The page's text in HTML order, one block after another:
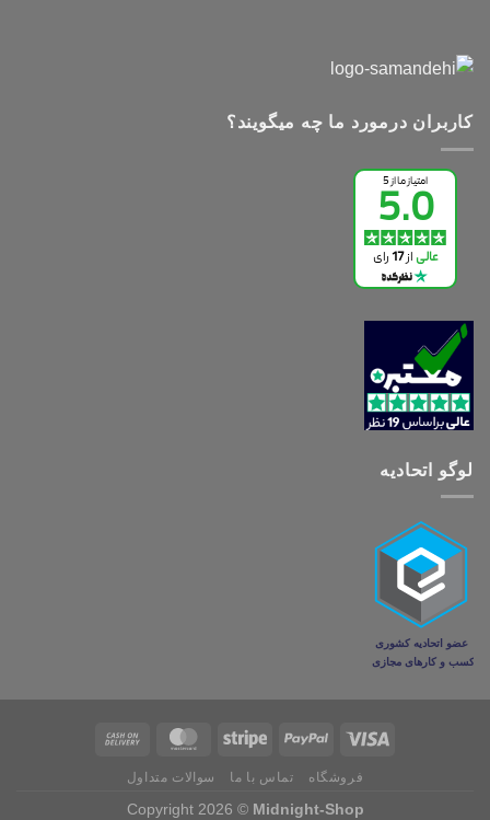
کاربران درمورد ما چه میگویند؟
لوگو اتحادیه
فروشگاه تماس با ما سوالات متداول
Copyright 2026 © Midnight-Shop